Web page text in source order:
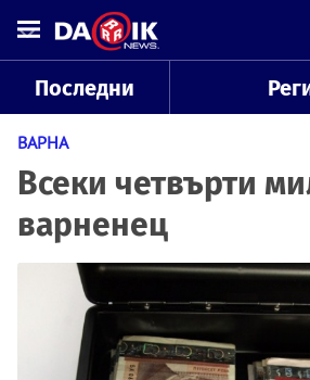
Последни
ВАРНА
Всеки четвърти
варненец